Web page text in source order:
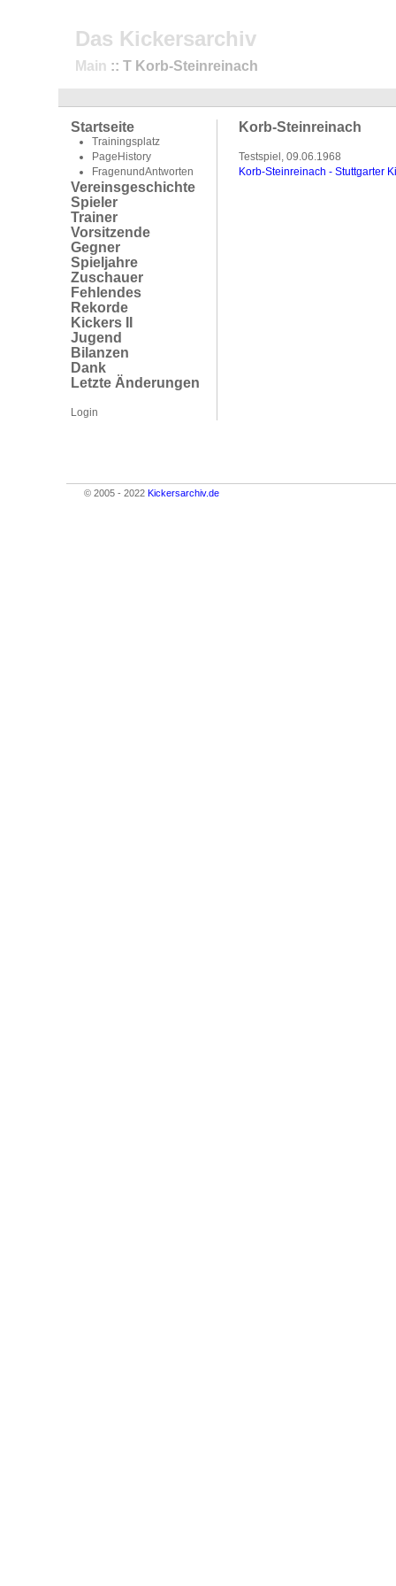
Das Kickersarchiv
Main :: T Korb-Steinreinach
Startseite
Trainingsplatz
PageHistory
FragenundAntworten
Vereinsgeschichte
Spieler
Trainer
Vorsitzende
Gegner
Spieljahre
Zuschauer
Fehlendes
Rekorde
Kickers II
Jugend
Bilanzen
Dank
Letzte Änderungen
Login
Korb-Steinreinach
Testspiel, 09.06.1968
Korb-Steinreinach - Stuttgarter
© 2005 - 2022 Kickersarchiv.de